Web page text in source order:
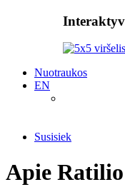
Nuotraukos
EN
Susisiek
Apie Ratilio